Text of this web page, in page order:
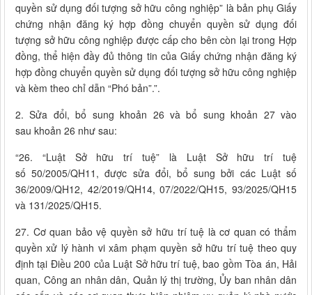
quyền sử dụng đối tượng sở hữu công nghiệp” là bản phụ Giấy
chứng nhận đăng ký hợp đồng chuyển quyền sử dụng đối
tượng sở hữu công nghiệp được cấp cho bên còn lại trong Hợp
đồng, thể hiện đầy đủ thông tin của Giấy chứng nhận đăng ký
hợp đồng chuyển quyền sử dụng đối tượng sở hữu công nghiệp
và kèm theo chỉ dẫn “Phó bản”.”.
2. Sửa đổi, bổ sung khoản 26 và bổ sung khoản 27 vào
sau khoản 26 như sau:
“26. “Luật Sở hữu trí tuệ” là Luật Sở hữu trí tuệ
số 50/2005/QH11, được sửa đổi, bổ sung bởi các Luật số
36/2009/QH12, 42/2019/QH14, 07/2022/QH15, 93/2025/QH15
và 131/2025/QH15.
27. Cơ quan bảo vệ quyền sở hữu trí tuệ là cơ quan có thẩm
quyền xử lý hành vi xâm phạm quyền sở hữu trí tuệ theo quy
định tại Điều 200 của Luật Sở hữu trí tuệ, bao gồm Tòa án, Hải
quan, Công an nhân dân, Quản lý thị trường, Ủy ban nhân dân